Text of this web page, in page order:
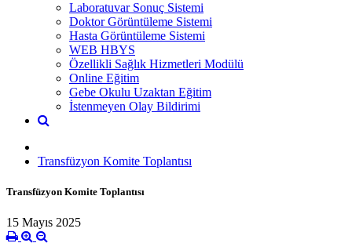
Laboratuvar Sonuç Sistemi
Doktor Görüntüleme Sistemi
Hasta Görüntüleme Sistemi
WEB HBYS
Özellikli Sağlık Hizmetleri Modülü
Online Eğitim
Gebe Okulu Uzaktan Eğitim
İstenmeyen Olay Bildirimi
Transfüzyon Komite Toplantısı
Transfüzyon Komite Toplantısı
15 Mayıs 2025